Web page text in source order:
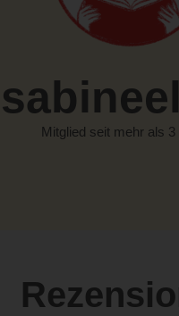
Mitglied seit mehr als 3